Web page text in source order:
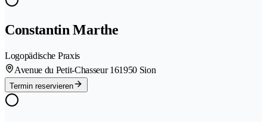
Constantin Marthe
Logopädische Praxis
Avenue du Petit-Chasseur 161950 Sion
Termin reservieren